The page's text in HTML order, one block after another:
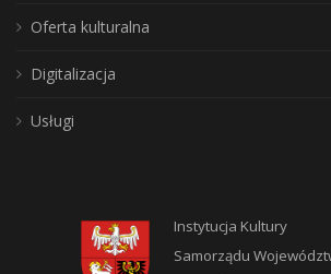
Oferta kulturalna
Digitalizacja
Usługi
Instytucja Kultury
Samorządu